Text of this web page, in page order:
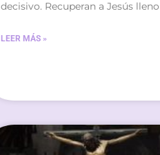
LEER MÁS »